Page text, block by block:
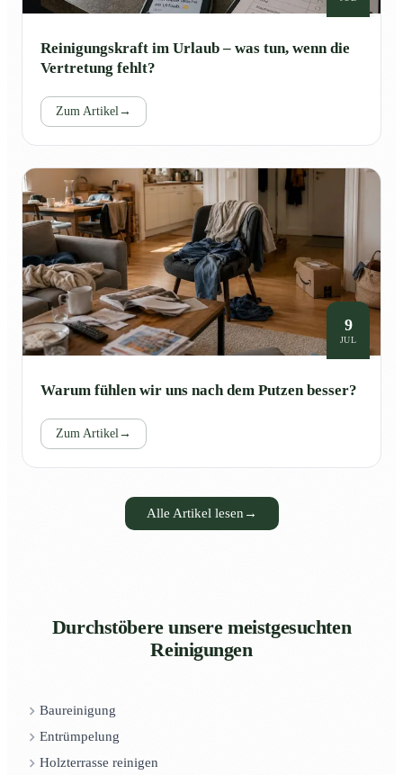
Reinigungskraft im Urlaub – was tun, wenn die
Vertretung fehlt?
Zum Artikel→
9
JUL
Warum fühlen wir uns nach dem Putzen besser?
Zum Artikel→
Alle Artikel lesen →
Durchstöbere unsere meistgesuchten
Reinigungen
Baureinigung
Entrümpelung
Holzterrasse reinigen